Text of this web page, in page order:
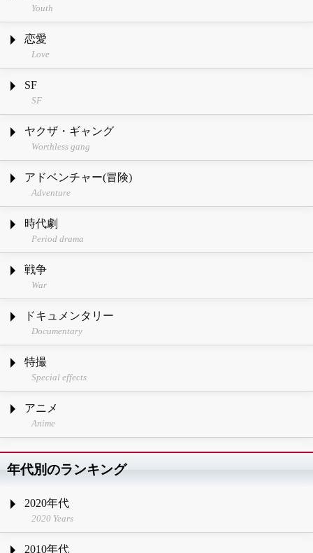
Youth
恋愛
Love
SF
SF
ヤクザ・ギャング
Worthless gang
アドベンチャー(冒険)
Adventure
時代劇
Period drama
戦争
War
ドキュメンタリー
Documentary
特撮
Special effects
アニメ
Anime
年代別のランキング
2020年代
2020 Years
2010年代